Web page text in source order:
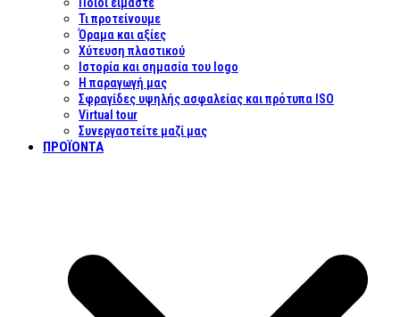
Τι προτείνουμε
Όραμα και αξίες
Χύτευση πλαστικού
Ιστορία και σημασία του logo
Η παραγωγή μας
Σφραγίδες υψηλής ασφαλείας και πρότυπα ISO
Virtual tour
Συνεργαστείτε μαζί μας
ΠΡΟΪΌΝΤΑ